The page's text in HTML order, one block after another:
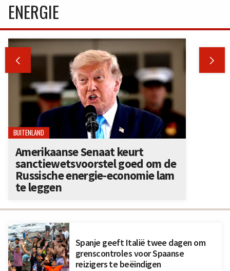
Spanje geeft Italië twee dagen om
grenscontroles voor Spaanse
reizigers te beëindigen
ENERGIE
 
BUITENLAND
Amerikaanse Senaat keurt
sanctiewetsvoorstel goed om de
Russische energie-economie lam
te leggen